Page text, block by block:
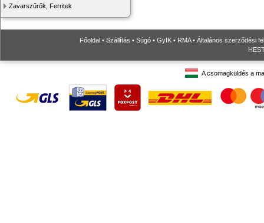
Zavarszűrők, Ferritek
Főoldal • Szállítás • Súgó • GyIK • RMA• Általános szerződési
A csomagküldés a